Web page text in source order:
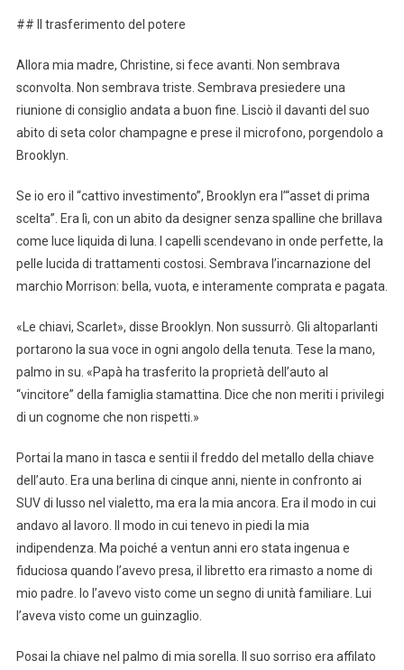
## Il trasferimento del potere
Allora mia madre, Christine, si fece avanti. Non sembrava
sconvolta. Non sembrava triste. Sembrava presiedere una
riunione di consiglio andata a buon fine. Lisciò il davanti del suo
abito di seta color champagne e prese il microfono, porgendolo a
Brooklyn.
Se io ero il “cattivo investimento”, Brooklyn era l’“asset di prima
scelta”. Era lì, con un abito da designer senza spalline che brillava
come luce liquida di luna. I capelli scendevano in onde perfette, la
pelle lucida di trattamenti costosi. Sembrava l’incarnazione del
marchio Morrison: bella, vuota, e interamente comprata e pagata.
«Le chiavi, Scarlet», disse Brooklyn. Non sussurrò. Gli altoparlanti
portarono la sua voce in ogni angolo della tenuta. Tese la mano,
palmo in su. «Papà ha trasferito la proprietà dell’auto al
“vincitore” della famiglia stamattina. Dice che non meriti i privilegi
di un cognome che non rispetti.»
Portai la mano in tasca e sentii il freddo del metallo della chiave
dell’auto. Era una berlina di cinque anni, niente in confronto ai
SUV di lusso nel vialetto, ma era la mia ancora. Era il modo in cui
andavo al lavoro. Il modo in cui tenevo in piedi la mia
indipendenza. Ma poiché a ventun anni ero stata ingenua e
fiduciosa quando l’avevo presa, il libretto era rimasto a nome di
mio padre. Io l’avevo visto come un segno di unità familiare. Lui
l’aveva visto come un guinzaglio.
Posai la chiave nel palmo di mia sorella. Il suo sorriso era affilato